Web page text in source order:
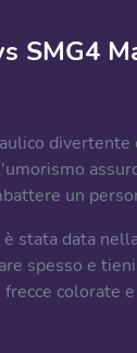
SMG4
un
stata data
spesso e
colorate